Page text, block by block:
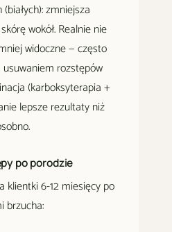
zmniejsza
wokół. Realnie nie
widoczne — często
rozstępów
(karboksyterapia +
lepsze rezultaty niż
po porodzie
klientki 6-12 miesięcy po
brzucha: